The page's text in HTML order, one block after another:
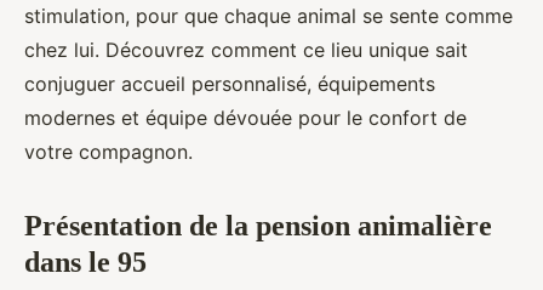
stimulation, pour que chaque animal se sente comme
chez lui. Découvrez comment ce lieu unique sait
conjuguer accueil personnalisé, équipements
modernes et équipe dévouée pour le confort de
votre compagnon.
Présentation de la pension animalière
dans le 95